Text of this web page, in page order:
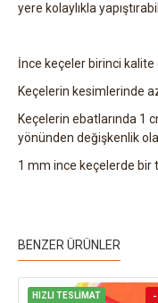
yere kolaylıkla
İnce keçeler birinci kalite
Keçelerin kesimlerinde
Keçelerin ebatlarında 1
yönünden değişkenlik
1 mm ince keçelerde bir
BENZER ÜRÜNLER
HIZLI TESLİMAT